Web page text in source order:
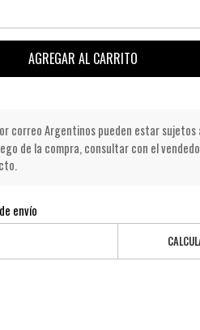
AGREGAR AL CARRITO
correo Argentinos pueden estar sujetos
de la compra, consultar con el
envío